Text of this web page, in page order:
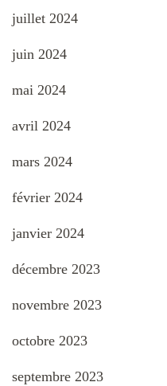
juillet 2024
juin 2024
mai 2024
avril 2024
mars 2024
février 2024
janvier 2024
décembre 2023
novembre 2023
octobre 2023
septembre 2023